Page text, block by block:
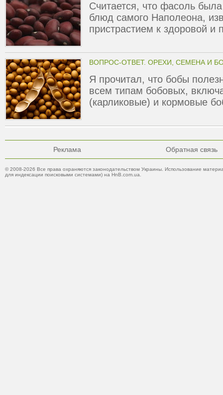
Считается, что фасоль
блюд самого Наполеона,
пристрастием к здоровой и
ВОПРОС-ОТВЕТ. ОРЕХИ, СЕМЕНА И
Я прочитал, что бобы
всем типам бобовых,
(карликовые) и кормовые
Реклама Обратная связь
© 2008-2026 Все права охраняются законодательством Украины. Использование
для индексации поисковыми системами) на HnB.com.ua.